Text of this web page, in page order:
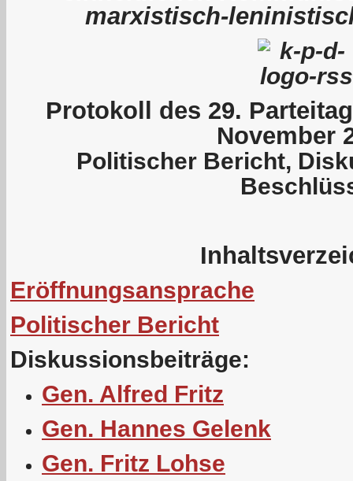
marxistisch-
Protokoll des 29.
November
Politischer Bericht,
Eröffnungsansprache
Politischer Bericht
Diskussionsbeiträge:
Gen. Alfred Fritz
Gen. Hannes Gelenk
Gen. Fritz Lohse